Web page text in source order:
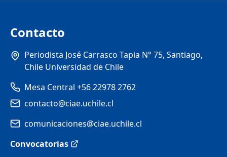
Contacto
Periodista José Carrasco Tapia N° 75, Santiago,
Chile Universidad de Chile
Mesa Central +56 22978 2762
contacto@ciae.uchile.cl
comunicaciones@ciae.uchile.cl
Convocatorias